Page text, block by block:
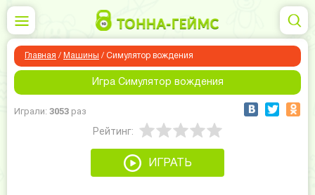
Главная / Машины / Симулятор вождения
Игра Симулятор вождения
Играли: 3053 раз
Рейтинг:
ИГРАТЬ